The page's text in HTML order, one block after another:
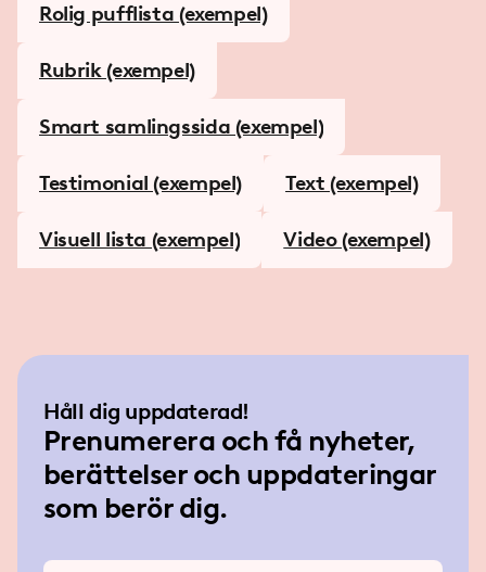
Rolig pufflista (exempel)
Rubrik (exempel)
Smart samlingssida (exempel)
Testimonial (exempel) Text (exempel)
Visuell lista (exempel) Video (exempel)
Håll dig uppdaterad!
Prenumerera och få nyheter,
berättelser och uppdateringar
som berör dig.